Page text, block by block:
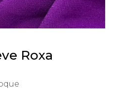
Roxa